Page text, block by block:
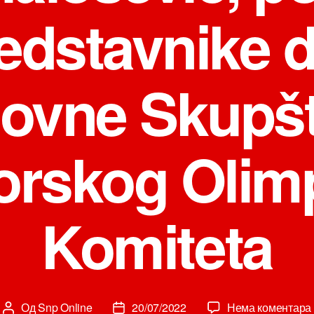
Komiteta
Аутор
ОдSnp Online
Датум
20/07/2022 Нема коментара